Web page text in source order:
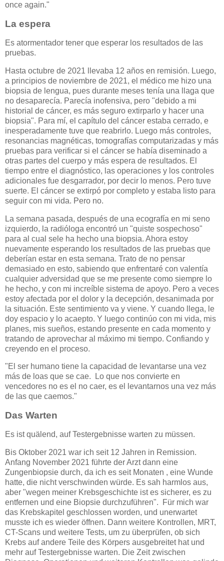
once again."
La espera
Es atormentador tener que esperar los resultados de las
pruebas.
Hasta octubre de 2021 llevaba 12 años en remisión. Luego,
a principios de noviembre de 2021, el médico me hizo una
biopsia de lengua, pues durante meses tenía una llaga que
no desaparecía. Parecía inofensiva, pero "debido a mi
historial de cáncer, es más seguro extirparlo y hacer una
biopsia". Para mí, el capítulo del cáncer estaba cerrado, e
inesperadamente tuve que reabrirlo. Luego más controles,
resonancias magnéticas, tomografías computarizadas y más
pruebas para verificar si el cáncer se había diseminado a
otras partes del cuerpo y más espera de resultados. El
tiempo entre el diagnóstico, las operaciones y los controles
adicionales fue desgarrador, por decir lo menos. Pero tuve
suerte. El cáncer se extirpó por completo y estaba listo para
seguir con mi vida. Pero no.
La semana pasada, después de una ecografía en mi seno
izquierdo, la radióloga encontró un "quiste sospechoso"
para al cual sele ha hecho una biopsia. Ahora estoy
nuevamente esperando los resultados de las pruebas que
deberían estar en esta semana. Trato de no pensar
demasiado en esto, sabiendo que enfrentaré con valentía
cualquier adversidad que se me presente como siempre lo
he hecho, y con mi increíble sistema de apoyo. Pero a veces
estoy afectada por el dolor y la decepción, desanimada por
la situación. Este sentimiento va y viene. Y cuando llega, le
doy espacio y lo acaepto. Y luego continúo con mi vida, mis
planes, mis sueños, estando presente en cada momento y
tratando de aprovechar al máximo mi tiempo. Confiando y
creyendo en el proceso.
"El ser humano tiene la capacidad de levantarse una vez
más de loas que se cae. Lo que nos convierte en
vencedores no es el no caer, es el levantarnos una vez más
de las que caemos."
Das Warten
Es ist quälend, auf Testergebnisse warten zu müssen.
Bis Oktober 2021 war ich seit 12 Jahren in Remission.
Anfang November 2021 führte der Arzt dann eine
Zungenbiopsie durch, da ich es seit Monaten , eine Wunde
hatte, die nicht verschwinden würde. Es sah harmlos aus,
aber "wegen meiner Krebsgeschichte ist es sicherer, es zu
entfernen und eine Biopsie durchzuführen". Für mich war
das Krebskapitel geschlossen worden, und unerwartet
musste ich es wieder öffnen. Dann weitere Kontrollen, MRT,
CT-Scans und weitere Tests, um zu überprüfen, ob sich
Krebs auf andere Teile des Körpers ausgebreitet hat und
mehr auf Testergebnisse warten. Die Zeit zwischen